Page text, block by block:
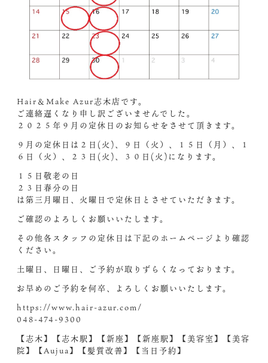
Hair＆Make Azur志木店です。
ご連絡遅くなり申し訳ございませんでした。
２０２５年９月の定休日のお知らせをさせて頂きます。
９月の定休日は２日(火)、９日（火）、１５日（月）、１
６日（火）、２３日(火)、３０日(火)になります。
１５日敬老の日
２３日春分の日
は第三月曜日、火曜日で定休日とさせていただきます。
ご確認のよろしくお願いいたします。
その他各スタッフの定休日は下記のホームページより確認
ください。
土曜日、日曜日、ご予約が取りずらくなっております。
お早めのご予約を何卒、よろしくお願いいたします。
https://www.hair-azur.com/
048-474-9300
【志木】【志木駅】【新座】【新座駅】【美容室】【美容
院】【Aujua】【髪質改善】【当日予約】